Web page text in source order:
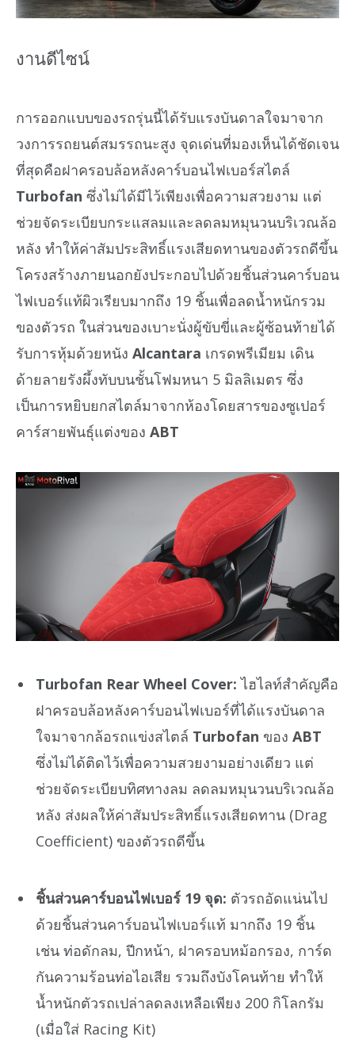
งานดีไซน์
การออกแบบของรถรุ่นนี้ได้รับแรงบันดาลใจมาจาก
วงการรถยนต์สมรรถนะสูง จุดเด่นที่มองเห็นได้ชัดเจน
ที่สุดคือฝาครอบล้อหลังคาร์บอนไฟเบอร์สไตล์
Turbofan ซึ่งไม่ได้มีไว้เพียงเพื่อความสวยงาม แต่
ช่วยจัดระเบียบกระแสลมและลดลมหมุนวนบริเวณล้อ
หลัง ทำให้ค่าสัมประสิทธิ์แรงเสียดทานของตัวรถดีขึ้น
โครงสร้างภายนอกยังประกอบไปด้วยชิ้นส่วนคาร์บอน
ไฟเบอร์แท้ผิวเรียบมากถึง 19 ชิ้นเพื่อลดน้ำหนักรวม
ของตัวรถ ในส่วนของเบาะนั่งผู้ขับขี่และผู้ซ้อนท้ายได้
รับการหุ้มด้วยหนัง Alcantara เกรดพรีเมียม เดิน
ด้ายลายรังผึ้งทับบนชั้นโฟมหนา 5 มิลลิเมตร ซึ่ง
เป็นการหยิบยกสไตล์มาจากห้องโดยสารของซูเปอร์
คาร์สายพันธุ์แต่งของ ABT
Turbofan Rear Wheel Cover: ไฮไลท์สำคัญคือ
ฝาครอบล้อหลังคาร์บอนไฟเบอร์ที่ได้แรงบันดาล
ใจมาจากล้อรถแข่งสไตล์ Turbofan ของ ABT
ซึ่งไม่ได้ติดไว้เพื่อความสวยงามอย่างเดียว แต่
ช่วยจัดระเบียบทิศทางลม ลดลมหมุนวนบริเวณล้อ
หลัง ส่งผลให้ค่าสัมประสิทธิ์แรงเสียดทาน (Drag
Coefficient) ของตัวรถดีขึ้น
ชิ้นส่วนคาร์บอนไฟเบอร์ 19 จุด: ตัวรถอัดแน่นไป
ด้วยชิ้นส่วนคาร์บอนไฟเบอร์แท้ มากถึง 19 ชิ้น
เช่น ท่อดักลม, ปีกหน้า, ฝาครอบหม้อกรอง, การ์ด
กันความร้อนท่อไอเสีย รวมถึงบังโคนท้าย ทำให้
น้ำหนักตัวรถเปล่าลดลงเหลือเพียง 200 กิโลกรัม
(เมื่อใส่ Racing Kit)